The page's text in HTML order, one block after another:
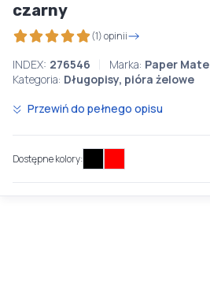
czarny
(1) opinii
INDEX: 276546 Marka: Paper Mate
Kategoria: Długopisy, pióra żelowe
Przewiń do pełnego opisu
Dostępne kolory: